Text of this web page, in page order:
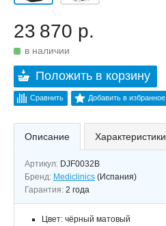
23 870 р.
в наличии
Положить в корзину
Сравнить Добавить в избранное
Описание Характеристики
Артикул: DJF0032B
Бренд: Mediclinics (Испания)
Гарантия: 2 года
Цвет: чёрный матовый